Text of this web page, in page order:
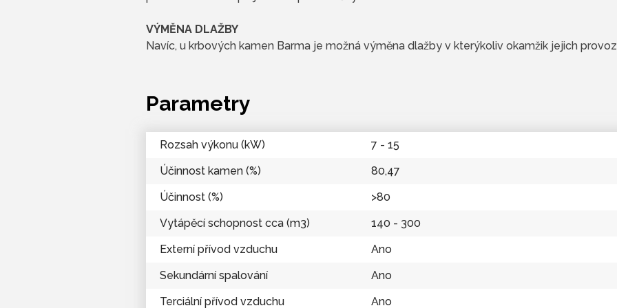
VÝMĚNA DLAŽBY
Navíc, u krbových kamen Barma je možná výměna dlažby v kterýkoliv okamžik jejich
Parametry
Rozsah výkonu (kW)
7 - 15
Účinnost kamen (%)
80,47
Účinnost (%)
>80
Vytápěcí schopnost cca (m3)
140 - 300
Externí přívod vzduchu
Ano
Sekundární spalování
Ano
Terciální přívod vzduchu
Ano